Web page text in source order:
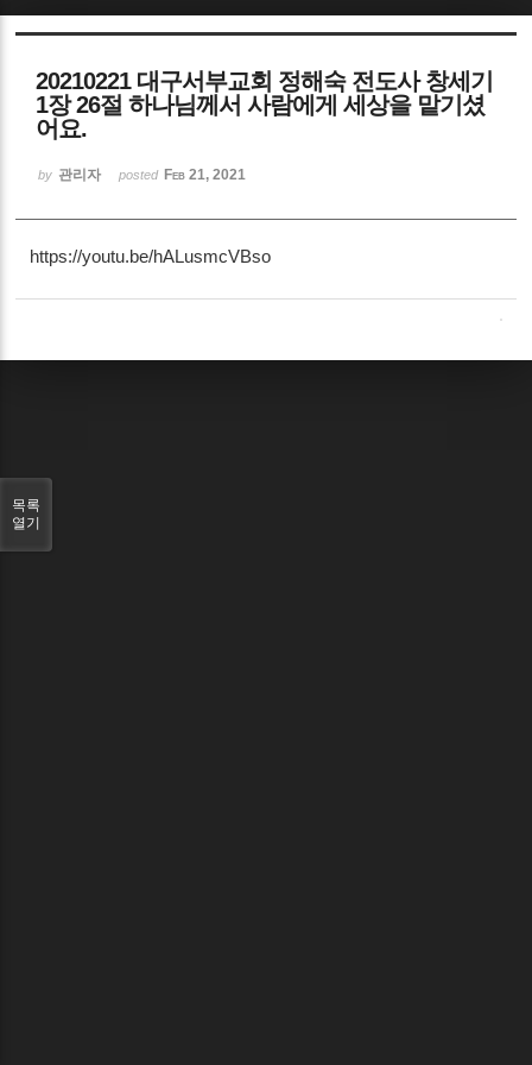
20210221 대구서부교회 정해숙 전도사 창세기
1장 26절 하나님께서 사람에게 세상을 맡기셨
어요.
by 관리자 posted Feb 21, 2021
https://youtu.be/hALusmcVBso
목록
열기
Sketchbook5, 스케치북5
Sketchbook5, 스케치북5